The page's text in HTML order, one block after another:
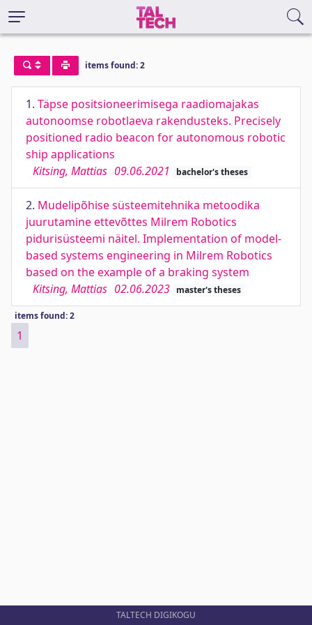
items found: 2
1. Täpse positsioneerimisega raadiomajakas
autonoomse robotlaeva rakendusteks. Precisely
positioned radio beacon for autonomous robotic
ship applications
Kitsing, Mattias 09.06.2021 bachelor's theses
2. Mudelipõhise süsteemitehnika metoodika
juurutamine ettevõttes Milrem Robotics
pidurisüsteemi näitel. Implementation of model-
based systems engineering in Milrem Robotics
based on the example of a braking system
Kitsing, Mattias 02.06.2023 master's theses
items found: 2
1
TALTECH DIGIKOGU